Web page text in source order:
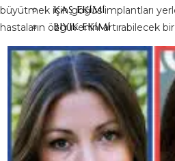
KAŞ EKIMI
BIYIK EKIMI
DIŞ ESTETIĞI
HOLLYWOOD GÜLÜŞÜ
ZIRKONYUM DIŞ
KAPLAMA
LAMINA DIŞ KAPLAMA
PORSELEN DIŞ KAPLAMA
büyütmek için göğüs implantları
hastaların özgüvenini artırabilecek